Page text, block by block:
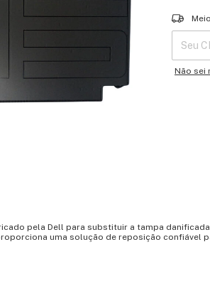
Entregas
Não sei
pela Dell para substituir a tampa
uma solução de reposição confiável